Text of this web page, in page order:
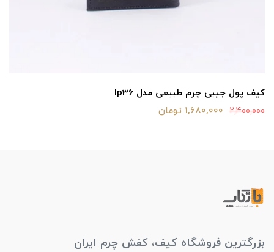
کیف پول جیبی چرم طبیعی مدل lp36
2,400,000 1,680,000 تومان
بزرگترین فروشگاه کیف، کفش چرم ایران